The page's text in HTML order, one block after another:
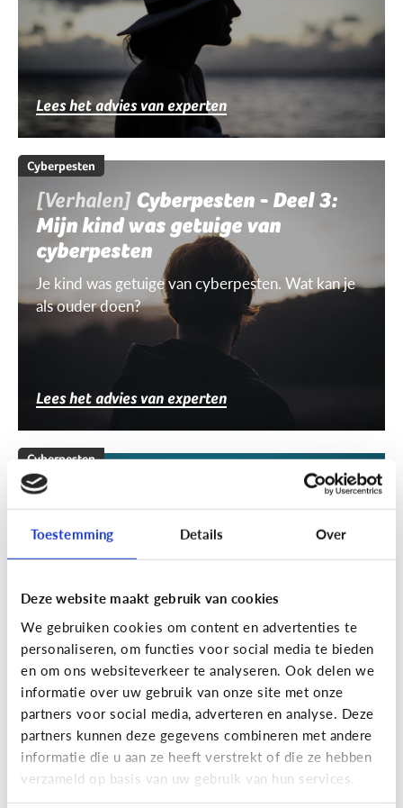
Toestemming Details Over
Deze website maakt gebruik van cookies
We gebruiken cookies om content en advertenties te
personaliseren, om functies voor social media te bieden
en om ons websiteverkeer te analyseren. Ook delen we
informatie over uw gebruik van onze site met onze
partners voor social media, adverteren en analyse. Deze
partners kunnen deze gegevens combineren met andere
informatie die u aan ze heeft verstrekt of die ze hebben
verzameld op basis van uw gebruik van hun services.
Lees het advies van experten
Cyberpesten
[Verhalen] Cyberpesten - Deel 3:
Mijn kind was getuige van
cyberpesten
Je kind was getuige van cyberpesten. Wat kan je
als ouder doen?
Lees het advies van experten
Cyberpesten
[Klik & Print]
cyberpesten
Cyberpesten
Welke tieners lopen een groter